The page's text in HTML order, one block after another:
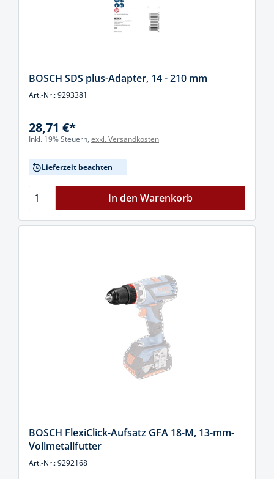
BOSCH SDS plus-Adapter, 14 - 210 mm
Art.-Nr.: 9293381
28,71 €*
Inkl. 19% Steuern, exkl. Versandkosten
Lieferzeit beachten
In den Warenkorb
BOSCH FlexiClick-Aufsatz GFA 18-M, 13-mm-
Vollmetallfutter
Art.-Nr.: 9292168